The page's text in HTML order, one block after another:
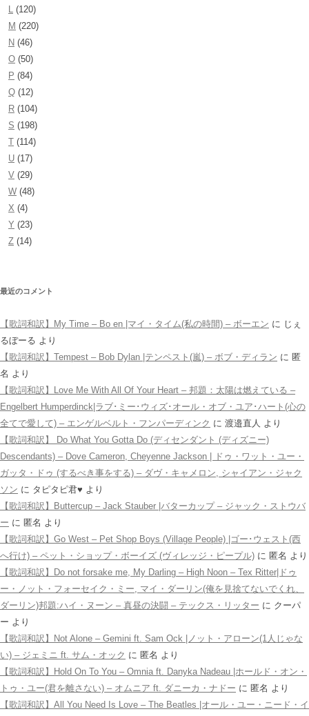
L (120)
M (220)
N (46)
O (50)
P (84)
Q (12)
R (104)
S (198)
T (114)
U (17)
V (29)
W (48)
X (4)
Y (23)
Z (14)
最近のコメント
【歌詞和訳】My Time – Bo en |マイ・タイム(私の時間) – ボーエン に じぇ
るぼーる より
【歌詞和訳】Tempest – Bob Dylan |テンペスト(嵐) – ボブ・ディラン に 匿
名 より
【歌詞和訳】Love Me With All Of Your Heart – 邦題：太陽は燃えている –
Engelbert Humperdinck|ラブ･ミー･ウィズ･オール・オブ・ユア･ハート(心の
全てで愛して) – エンゲルベルト・フンパーディンク に 渡邉直人 より
【歌詞和訳】 Do What You Gotta Do (ディセンダント (ディズニー)
Descendants) – Dove Cameron, Cheyenne Jackson | ドゥ・ワット・ユー・
ガッタ・ドゥ (するべき事をする) – ダヴ・キャメロン, シャイアン・ジャク
ソン に タピタピ君♥️ より
【歌詞和訳】Buttercup – Jack Stauber |バターカップ – ジャック・ストウバ
ー に 匿名 より
【歌詞和訳】Go West – Pet Shop Boys (Village People) |ゴー･ウェスト(西
へ行け) – ペット・ショップ・ボーイズ (ヴィレッジ・ピープル) に 匿名 より
【歌詞和訳】Do not forsake me, My Darling – High Noon – Tex Ritter|ドゥ
ー・ノット・フォーセイク・ミー, マイ・ダーリン(俺を見捨てないでくれ、
ダーリン)邦題:ハイ・ヌーン – 真昼の決闘 – テックス・リッター に クーパ
ー より
【歌詞和訳】Not Alone – Gemini ft. Sam Ock |ノット・アローン(1人じゃな
い) – ジェミニ ft. サム・オック に 匿名 より
【歌詞和訳】Hold On To You – Omnia ft. Danyka Nadeau |ホールド・オン・
トゥ・ユー(君を離さない) – オムニア ft. ダニーカ・ナドー に 匿名 より
【歌詞和訳】All You Need Is Love – The Beatles |オール・ユー・ニード・イ